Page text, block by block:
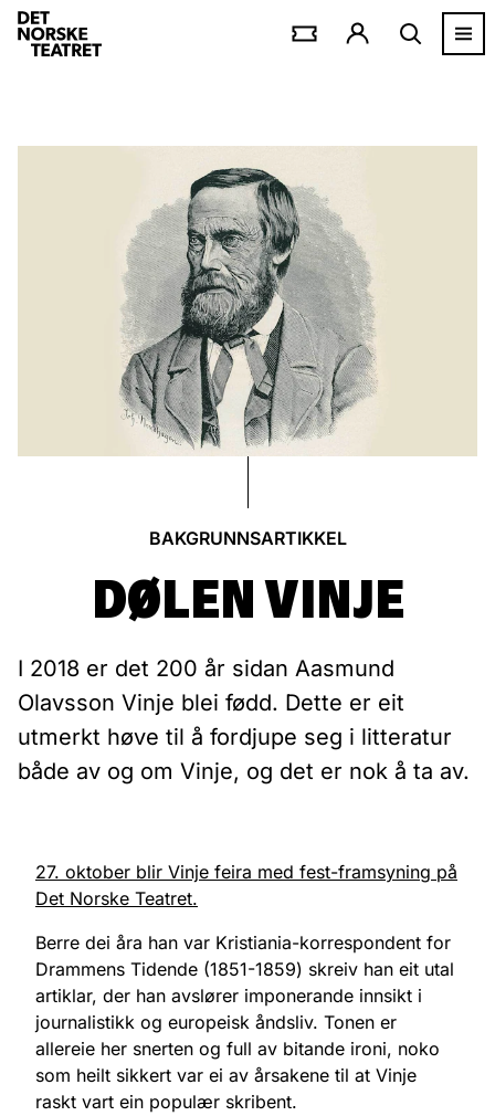
BAKGRUNNSARTIKKEL
DØLEN VINJE
I 2018 er det 200 år sidan Aasmund
Olavsson Vinje blei fødd. Dette er eit
utmerkt høve til å fordjupe seg i litteratur
både av og om Vinje, og det er nok å ta av.
27. oktober blir Vinje feira med fest-framsyning på
Det Norske Teatret.
Berre dei åra han var Kristiania-korrespondent for
Drammens Tidende (1851-1859) skreiv han eit utal
artiklar, der han avslører imponerande innsikt i
journalistikk og europeisk åndsliv. Tonen er
allereie her snerten og full av bitande ironi, noko
som heilt sikkert var ei av årsakene til at Vinje
raskt vart ein populær skribent.